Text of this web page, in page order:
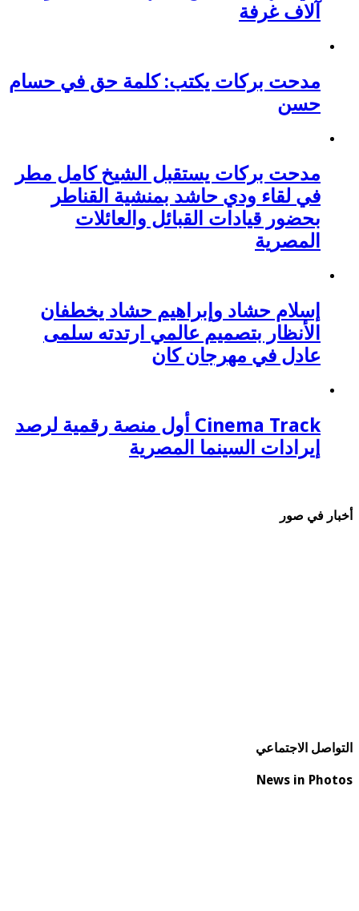
آلاف غرفة
مدحت بركات يكتب: كلمة حق في حسام
حسن
مدحت بركات يستقبل الشيخ كامل مطر
في لقاء ودي حاشد بمنشية القناطر
بحضور قيادات القبائل والعائلات
المصرية
إسلام حشاد وإبراهيم حشاد يخطفان
الأنظار بتصميم عالمي ارتدته سلمى
عادل في مهرجان كان
Cinema Track أول منصة رقمية لرصد
إيرادات السينما المصرية
أخبار في صور
التواصل الاجتماعي
News in Photos